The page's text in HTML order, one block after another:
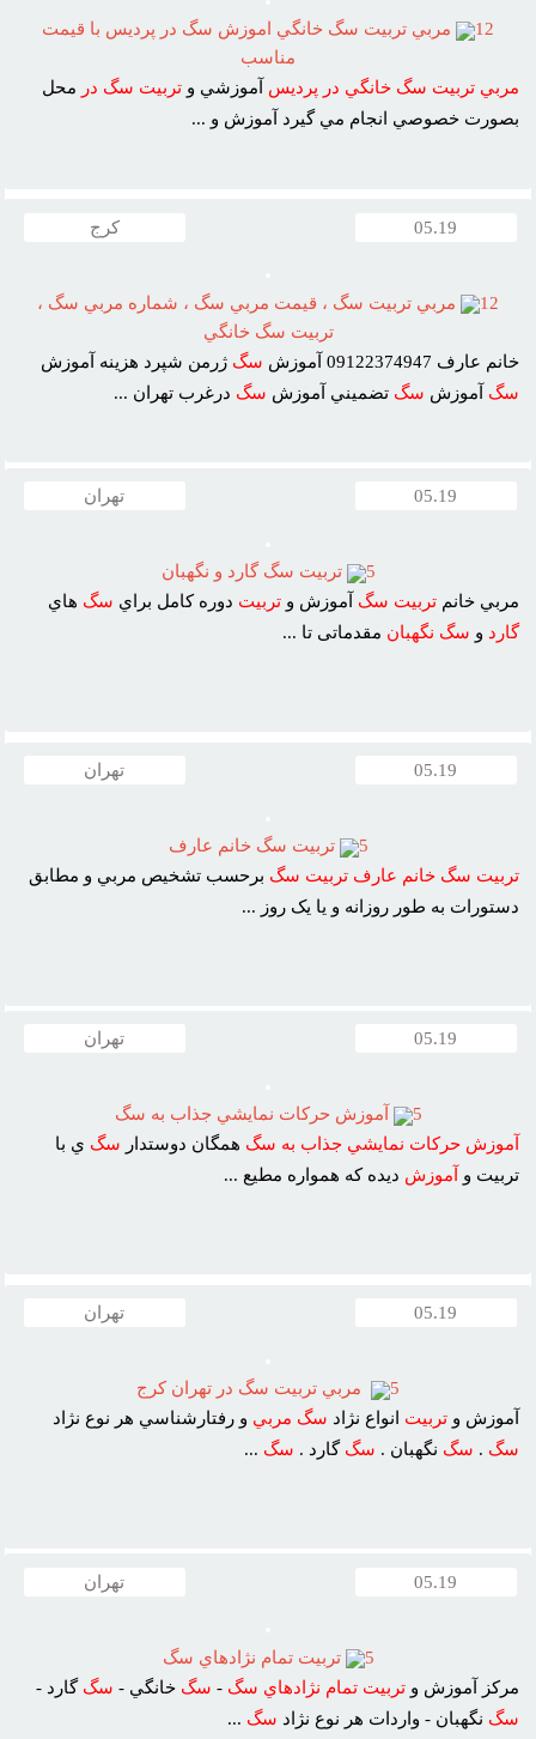
12
مربي تربيت سگ خانگي اموزش سگ در پرديس با قيمت
مناسب
مربي تربيت سگ خانگي در پرديس آموزشي وتربيت سگ در محل
بصورت خصوصي انجام مي گيرد آموزش و ...
05.19 کرج
12
مربي تربيت سگ ، قيمت مربي سگ ، شماره مربي سگ ،
تربيت سگ خانگي
خانم عارف 09122374947 آموزش
سگ ژرمن شپرد هزينه آموزش
سگ آموزش سگ تضميني آموزش سگ درغرب تهران ...
05.19 تهران
5
تربيت سگ گارد و نگهبان
مربي خانمتربيت سگ آموزش وتربيت دوره کامل براي سگ هاي
گارد و سگ نگهبان مقدماتى تا ...
05.19 تهران
5
تربيت سگ خانم عارف
تربيت سگ خانم عارف تربيت سگ برحسب تشخيص مربي و مطابق
دستورات به طور روزانه و يا يک روز ...
05.19 تهران
5
آموزش حرکات نمايشي جذاب به سگ
آموزش حرکات نمايشي جذاب به سگ همگان دوستدار سگ ي با
تربيت و
آموزش ديده که همواره مطيع ...
05.19 تهران
5
مربي تربيت سگ در تهران کرج
آموزش وتربيت انواع نژاد سگ مربي و رفتارشناسي هر نوع نژاد
سگ . سگ نگهبان . سگ گارد . سگ ...
05.19 تهران
5
تربيت تمام نژادهاي سگ
مرکز آموزش وتربيت تمام نژادهاي سگ - سگ خانگي - سگ گارد -
سگ نگهبان - واردات هر نوع نژاد سگ ...